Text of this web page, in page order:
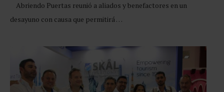
Abriendo Puertas reunió a aliados y benefactores en un
desayuno con causa que permitirá …